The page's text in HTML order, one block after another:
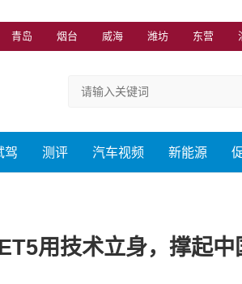
青岛 烟台 威海 潍坊 东营
驾 测评 汽车视频 新能源
用技术立身，撑起中